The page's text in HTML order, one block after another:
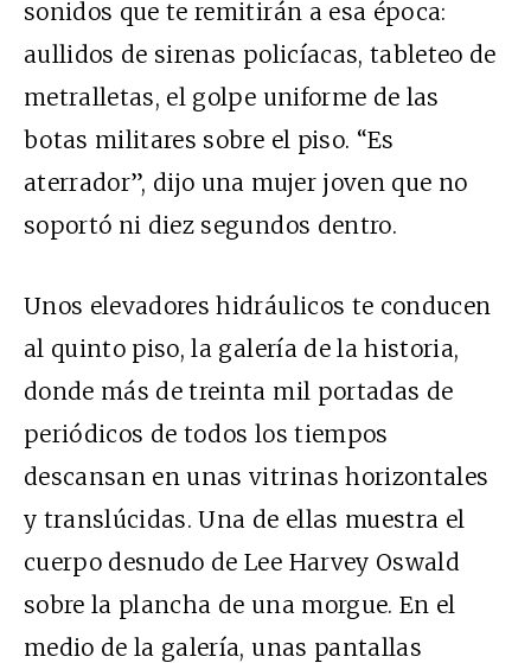
sonidos que te remitirán a esa época:
aullidos de sirenas policíacas, tableteo de
metralletas, el golpe uniforme de las
botas militares sobre el piso. “Es
aterrador”, dijo una mujer joven que no
soportó ni diez segundos dentro.
Unos elevadores hidráulicos te conducen
al quinto piso, la galería de la historia,
donde más de treinta mil portadas de
periódicos de todos los tiempos
descansan en unas vitrinas horizontales
y translúcidas. Una de ellas muestra el
cuerpo desnudo de Lee Harvey Oswald
sobre la plancha de una morgue. En el
medio de la galería, unas pantallas